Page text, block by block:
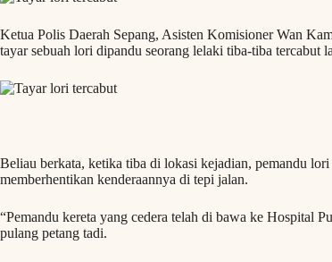
Ketua Polis Daerah Sepang, Asisten Komisioner Wan
tayar sebuah lori dipandu seorang lelaki tiba-tiba tercabut
Beliau berkata, ketika tiba di lokasi kejadian, pemandu
memberhentikan kenderaannya di tepi jalan.
“Pemandu kereta yang cedera telah di bawa ke Hospital
pulang petang tadi.